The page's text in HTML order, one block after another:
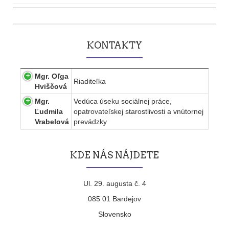
navigation
KONTAKTY
Mgr. Oľga
Hviščová
Riaditeľka
Mgr.
Ľudmila
Vrabelová
Vedúca úseku sociálnej práce,
opatrovateľskej starostlivosti a vnútornej
prevádzky
KDE NÁS NÁJDETE
Ul. 29. augusta č. 4
085 01 Bardejov
Slovensko